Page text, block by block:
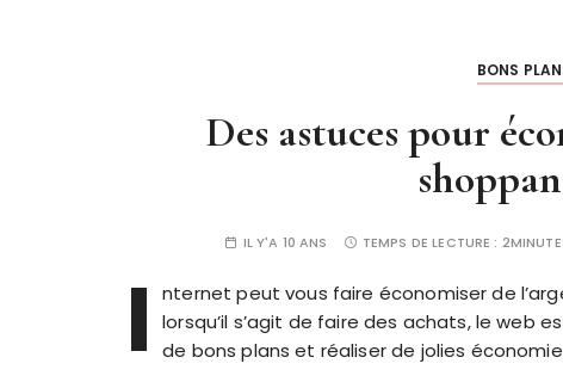
BONS
Des astuces pour
IL Y'A 10 ANS TEMPS DE LECTURE :
I
nternet peut vous faire économiser de
lorsqu’il s’agit de faire des achats, le web
de bons plans et réaliser de jolies